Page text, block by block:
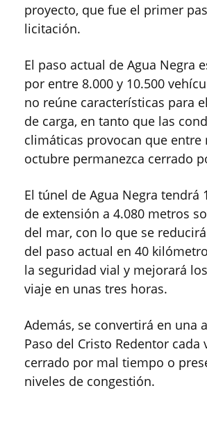
proyecto, que fue el primer
licitación.
El paso actual de Agua Negra
por entre 8.000 y 10.500
no reúne características para
de carga, en tanto que las
climáticas provocan que entre
octubre permanezca cerrado
El túnel de Agua Negra tendrá
de extensión a 4.080 metros
del mar, con lo que se
del paso actual en 40
la seguridad vial y mejorará
viaje en unas tres horas.
Además, se convertirá en una
Paso del Cristo Redentor cada
cerrado por mal tiempo o
niveles de congestión.